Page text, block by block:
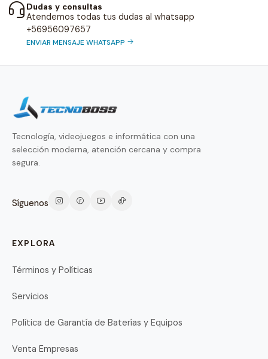
Dudas y consultas
Atendemos todas tus dudas al whatsapp
+56956097657
ENVIAR MENSAJE WHATSAPP
Tecnología, videojuegos e informática con una
selección moderna, atención cercana y compra
segura.
Síguenos
EXPLORA
Términos y Políticas
Servicios
Política de Garantía de Baterías y Equipos
Venta Empresas